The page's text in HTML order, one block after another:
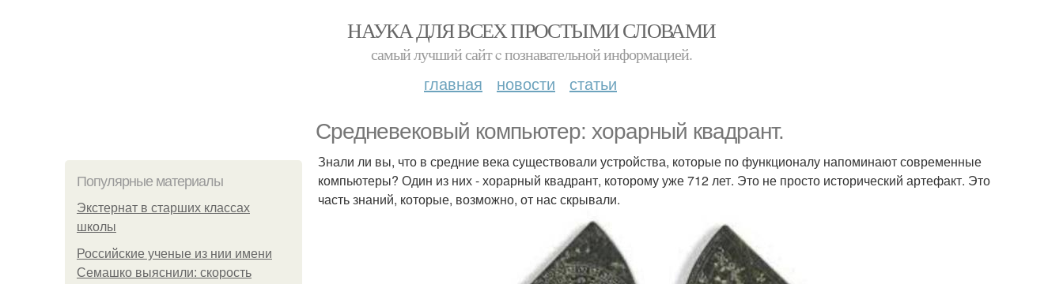
НАУКА ДЛЯ ВСЕХ ПРОСТЫМИ СЛОВАМИ
самый лучший сайт c познавательной информацией.
главная новости статьи
Средневековый компьютер: хорарный квадрант.
Популярные материалы
Экстернат в старших классах
школы
Российские ученые из нии имени
Семашко выяснили: скорость
Знали ли вы, что в средние века существовали устройства, которые по функционалу напоминают современные
компьютеры? Один из них - хорарный квадрант, которому уже 712 лет. Это не просто исторический артефакт. Это
часть знаний, которые, возможно, от нас скрывали.